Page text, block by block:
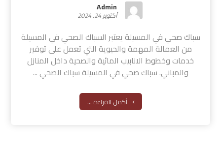
Admin
أكتوبر 24, 2024
سباك صحي في المسيلة يعتبر السباك الصحي في المسيلة
من العمالة المهمة والحيوية التي تعمل على توفير
خدمات وخطوط الانابيب المائية والصحية داخل المنازل
والمباني. سباك صحي في المسيلة سباك الصحي ...
أكمل القراءة ...